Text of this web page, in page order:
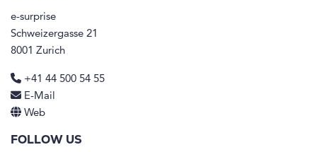
e-surprise
Schweizergasse 21
8001 Zurich
+41 44 500 54 55
E-Mail
Web
FOLLOW US